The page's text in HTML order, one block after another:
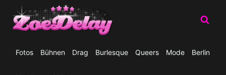
Inhalt
springen
Fotos Bühnen Drag Burlesque Queers Mode Berlin